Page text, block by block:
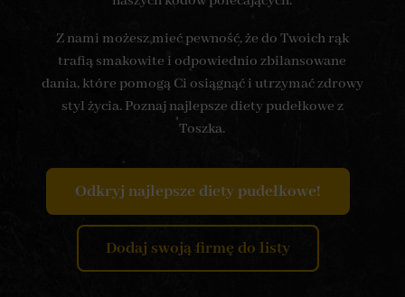
Z nami możesz mieć pewność, że do Twoich rąk
trafią smakowite i odpowiednio zbilansowane
dania, które pomogą Ci osiągnąć i utrzymać zdrowy
styl życia. Poznaj najlepsze diety pudełkowe z
Toszka.
Odkryj najlepsze diety pudełkowe!
Dodaj swoją firmę do listy